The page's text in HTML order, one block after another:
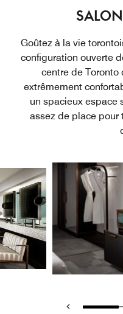
Goûtez à la vie
configuration ouverte
centre de
extrêmement
un spacieux espace
assez de place pour